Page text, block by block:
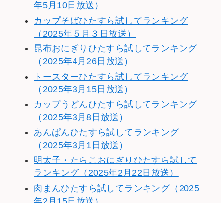
年5月10日放送）
カップそばひたすら試してランキング
（2025年５月３日放送）
昆布おにぎりひたすら試してランキング
（2025年4月26日放送）
トースターひたすら試してランキング
（2025年3月15日放送）
カップうどんひたすら試してランキング
（2025年3月8日放送）
あんぱんひたすら試してランキング
（2025年3月1日放送）
明太子・たらこおにぎりひたすら試して
ランキング（2025年2月22日放送）
肉まんひたすら試してランキング（2025
年2月15日放送）